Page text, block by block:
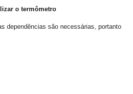
o termômetro
dependências são necessárias, portanto